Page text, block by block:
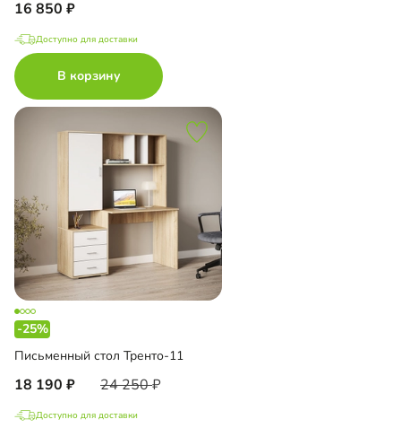
16 850
Доступно для доставки
В корзину
-25%
Письменный стол Тренто-11
18 190 24 250
Доступно для доставки